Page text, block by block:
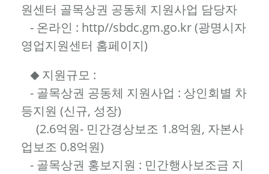
원센터 골목상권 공동체 지원사업 담당자
- 온라인 : http//sbdc.gm.go.kr (광명시자
영업지원센터 홈페이지)
◆ 지원규모 :
- 골목상권 공동체 지원사업 : 상인회별 차
등지원 (신규, 성장)
(2.6억원- 민간경상보조 1.8억원, 자본사
업보조 0.8억원)
- 골목상권 홍보지원 : 민간행사보조금 지